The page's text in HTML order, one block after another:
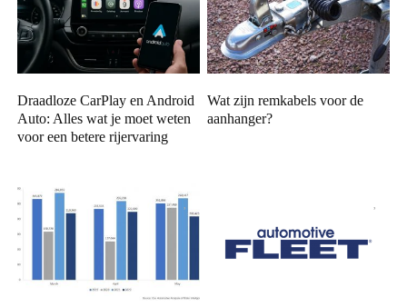
Draadloze CarPlay en Android
Auto: Alles wat je moet weten
voor een betere rijervaring
Wat zijn remkabels voor de
aanhanger?